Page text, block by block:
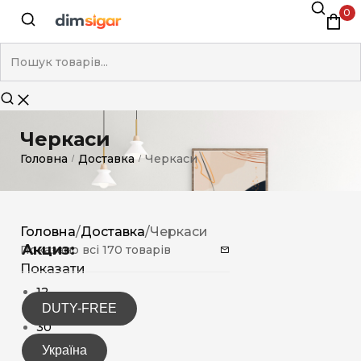
0
Черкаси
Головна / Доставка / Черкаси
Акциз:
DUTY-FREE
Україна
Головна/Доставка/Черкаси
Показано всі 170 товарів
Показати
12
15
30